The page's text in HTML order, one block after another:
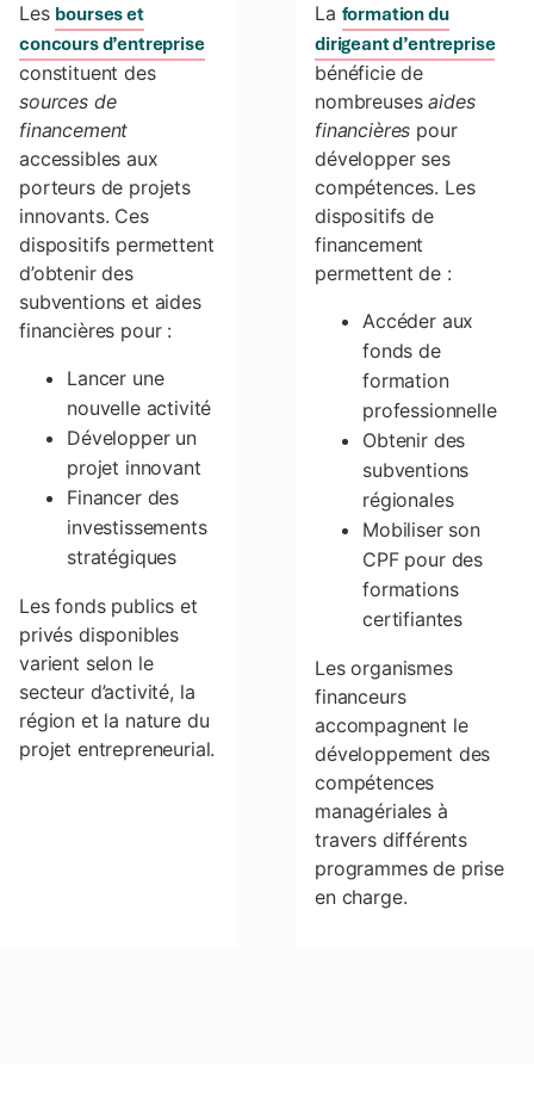
Les bourses et
concours d’entreprise
constituent des
sources de
financement
accessibles aux
porteurs de projets
innovants. Ces
dispositifs permettent
d’obtenir des
subventions et aides
financières pour :
Lancer une
nouvelle activité
Développer un
projet innovant
Financer des
investissements
stratégiques
Les fonds publics et
privés disponibles
varient selon le
secteur d’activité, la
région et la nature du
projet entrepreneurial.
La formation du
dirigeant d’entreprise
bénéficie de
nombreusesaides
financières pour
développer ses
compétences. Les
dispositifs de
financement
permettent de :
Accéder aux
fonds de
formation
professionnelle
Obtenir des
subventions
régionales
Mobiliser son
CPF pour des
formations
certifiantes
Les organismes
financeurs
accompagnent le
développement des
compétences
managériales à
travers différents
programmes de prise
en charge.